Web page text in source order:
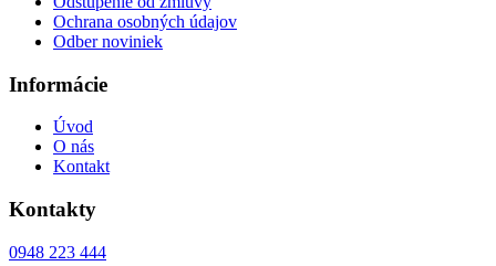
Ochrana osobných údajov
Odber noviniek
Informácie
Úvod
O nás
Kontakt
Kontakty
0948 223 444